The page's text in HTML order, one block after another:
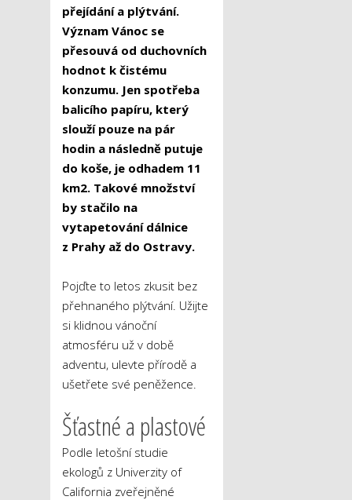
přejídání a plýtvání.
Význam Vánoc se
přesouvá od duchovních
hodnot k čistému
konzumu. Jen spotřeba
balicího papíru, který
slouží pouze na pár
hodin a následně putuje
do koše, je odhadem 11
km2. Takové množství
by stačilo na
vytapetování dálnice
z Prahy až do Ostravy.
Pojďte to letos zkusit bez
přehnaného plýtvání. Užijte
si klidnou vánoční
atmosféru už v době
adventu, ulevte přírodě a
ušetřete své peněžence.
Šťastné a plastové
Podle letošní studie
ekologů z Univerzity of
California zveřejněné